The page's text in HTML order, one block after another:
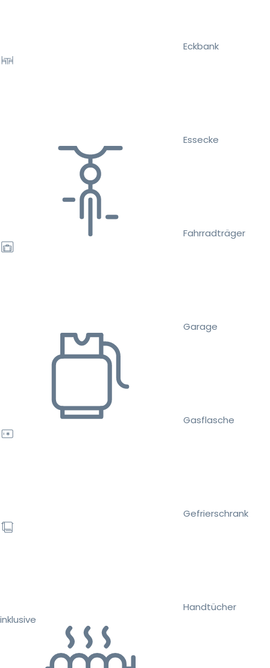
Eckbank
Essecke
Fahrradträger
Garage
Gasflasche
Gefrierschrank
Handtücher
inklusive